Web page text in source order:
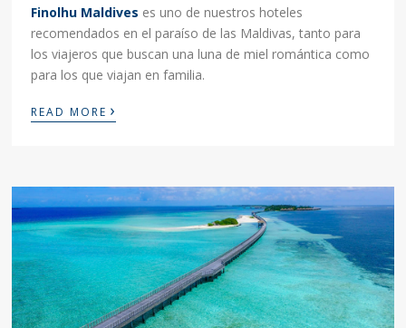
Finolhu Maldives es uno de nuestros hoteles
recomendados en el paraíso de las Maldivas, tanto para
los viajeros que buscan una luna de miel romántica como
para los que viajan en familia.
READ MORE ›